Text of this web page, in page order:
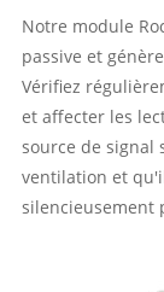
Notre module
passive et
Vérifiez
et affecter les
source de signal
ventilation et
silencieusement